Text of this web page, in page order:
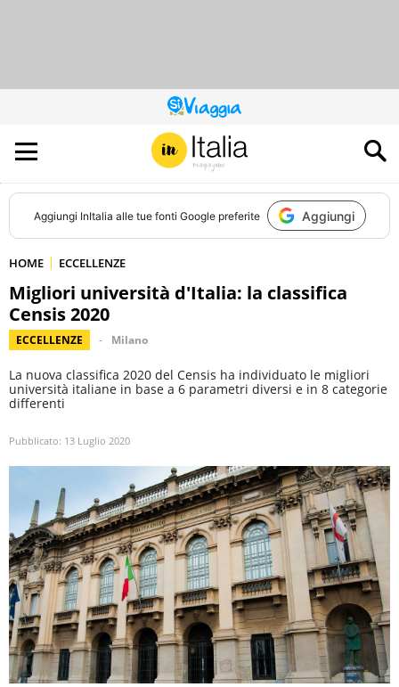
QUESTO
SITO
CONTRIBUISCE
ALL’AUDIENCE
DI
Aggiungi InItalia alle tue fonti Google preferite Aggiungi
HOME ECCELLENZE
Migliori università d'Italia: la classifica
Censis 2020
ECCELLENZE Milano
La nuova classifica 2020 del Censis ha individuato le migliori
università italiane in base a 6 parametri diversi e in 8 categorie
differenti
Pubblicato: 13 Luglio 2020